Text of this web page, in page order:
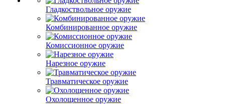
Гладкоствольное оружие
Комбинированное оружие
Комиссионное оружие
Нарезное оружие
Травматическое оружие
Охолощенное оружие